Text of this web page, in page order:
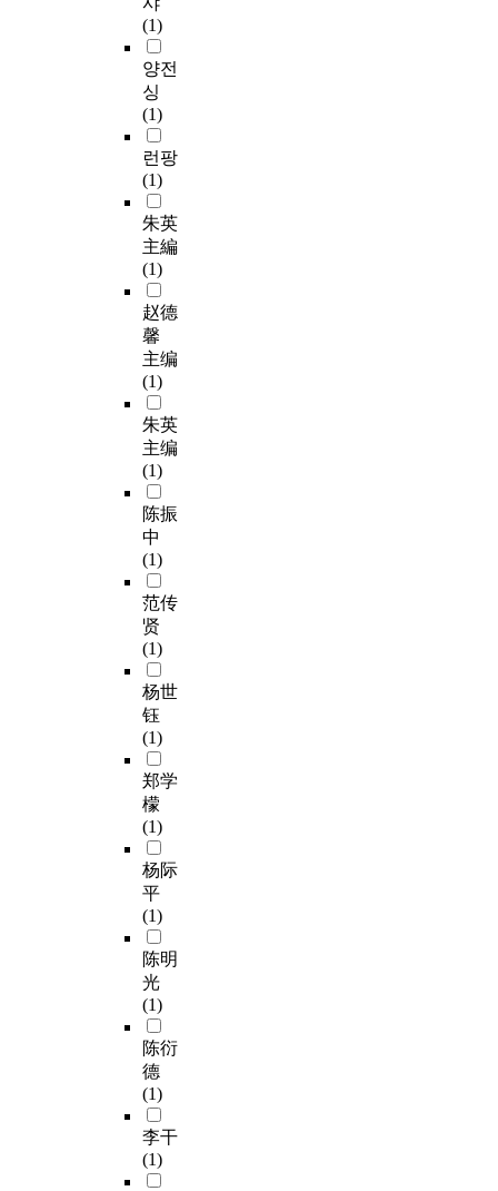
(1)
양전
싱
(1)
런팡
(1)
朱英
主編
(1)
赵德
馨
主编
(1)
朱英
主编
(1)
陈振
中
(1)
范传
贤
(1)
杨世
钰
(1)
郑学
檬
(1)
杨际
平
(1)
陈明
光
(1)
陈衍
德
(1)
李干
(1)